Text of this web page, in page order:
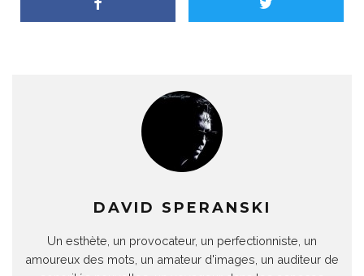
DAVID SPERANSKI
Un esthète, un provocateur, un perfectionniste, un
amoureux des mots, un amateur d'images, un auditeur de